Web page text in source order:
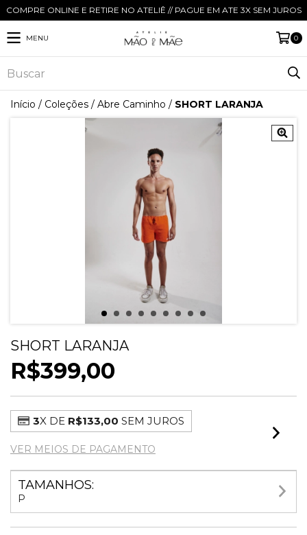
COMPRE ONLINE E RETIRE NO ATELIÊ // PAGUE EM ATE 3X SEM JUROS
MENU 0
Início / Coleções / Abre Caminho / SHORT LARANJA
SHORT LARANJA
R$399,00
3X DE R$133,00 SEM JUROS
VER MEIOS DE PAGAMENTO
TAMANHOS:
P